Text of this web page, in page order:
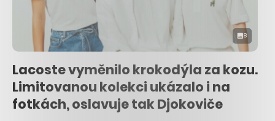
8
Lacoste vyměnilo krokodýla za kozu.
Limitovanou kolekci ukázalo i na
fotkách, oslavuje tak Djokoviče